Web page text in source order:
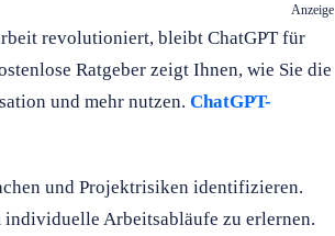
Anzeige
revolutioniert, bleibt ChatGPT für
Ratgeber zeigt Ihnen, wie Sie die
und mehr nutzen. ChatGPT-
und Projektrisiken identifizieren.
individuelle Arbeitsabläufe zu erlernen.